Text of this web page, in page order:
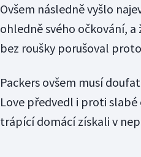
Ovšem následně vyšlo
ohledně svého očkování,
bez roušky porušoval
Packers ovšem musí
Love předvedl i proti
trápící domácí získali v